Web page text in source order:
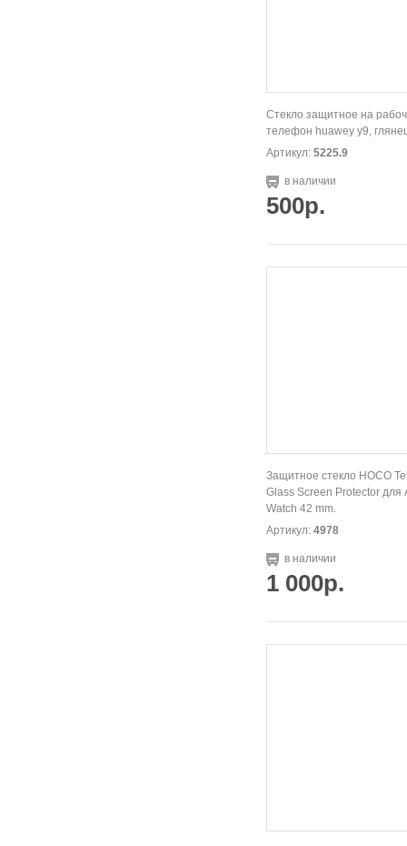
Стекло защитное на
телефон huawey y9,
Артикул: 5225.9
в наличии
500р.
Защитное стекло HOCO
Glass Screen Protector для
Watch 42 mm.
Артикул: 4978
в наличии
1 000р.